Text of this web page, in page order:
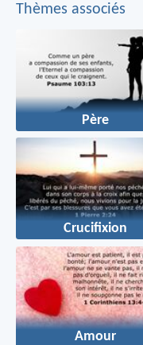
Thèmes associés
Père
Crucifixion
Amour